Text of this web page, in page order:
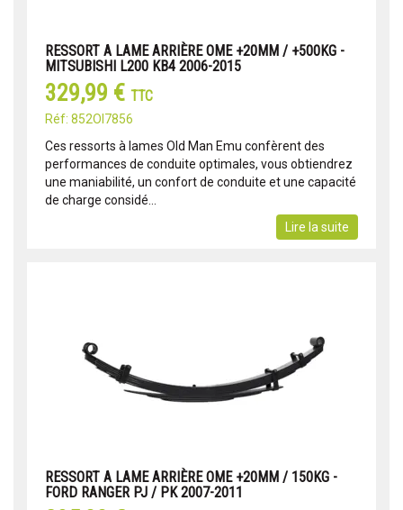
RESSORT A LAME ARRIÈRE OME +20MM / +500KG -
MITSUBISHI L200 KB4 2006-2015
329,99 € TTC
Réf: 852OI7856
Ces ressorts à lames Old Man Emu confèrent des
performances de conduite optimales, vous obtiendrez
une maniabilité, un confort de conduite et une capacité
de charge considé...
Lire la suite
RESSORT A LAME ARRIÈRE OME +20MM / 150KG -
FORD RANGER PJ / PK 2007-2011